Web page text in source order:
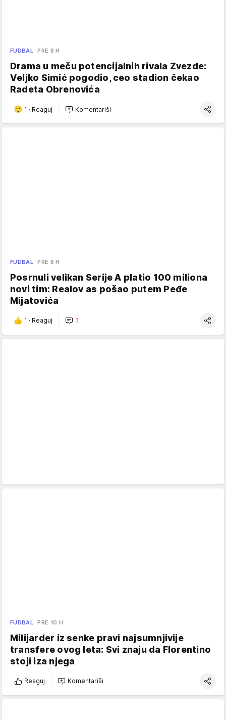
FUDBAL PRE 8 H
Drama u meču potencijalnih rivala Zvezde:
Veljko Simić pogodio, ceo stadion čekao
Radeta Obrenovića
1 · Reaguj Komentariši
FUDBAL PRE 8 H
Posrnuli velikan Serije A platio 100 miliona
novi tim: Realov as pošao putem Peđe
Mijatovića
1 · Reaguj 1
FUDBAL PRE 10 H
Milijarder iz senke pravi najsumnjivije
transfere ovog leta: Svi znaju da Florentino
stoji iza njega
Reaguj Komentariši